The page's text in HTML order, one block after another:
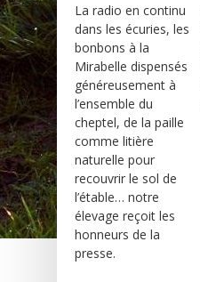
La radio en continu
dans les écuries, les
bonbons à la
Mirabelle dispensés
généreusement à
l’ensemble du
cheptel, de la paille
comme litière
naturelle pour
recouvrir le sol de
l’étable… notre
élevage reçoit les
honneurs de la
presse.